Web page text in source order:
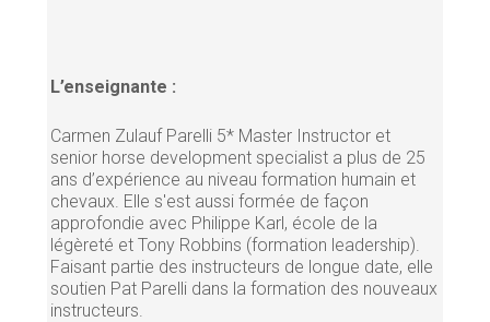
L’enseignante :
Carmen Zulauf Parelli 5* Master Instructor et
senior horse development specialist a plus de 25
ans d’expérience au niveau formation humain et
chevaux. Elle s'est aussi formée de façon
approfondie avec Philippe Karl, école de la
légèreté et Tony Robbins (formation leadership).
Faisant partie des instructeurs de longue date, elle
soutien Pat Parelli dans la formation des nouveaux
instructeurs.